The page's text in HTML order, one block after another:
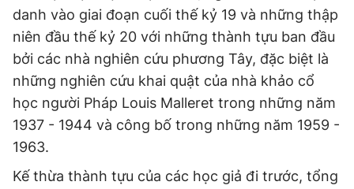
danh vào giai đoạn cuối thế kỷ 19 và những thập
niên đầu thế kỷ 20 với những thành tựu ban đầu
bởi các nhà nghiên cứu phương Tây, đặc biệt là
những nghiên cứu khai quật của nhà khảo cổ
học người Pháp Louis Malleret trong những năm
1937 - 1944 và công bố trong những năm 1959 -
1963.
Kế thừa thành tựu của các học giả đi trước, tổng